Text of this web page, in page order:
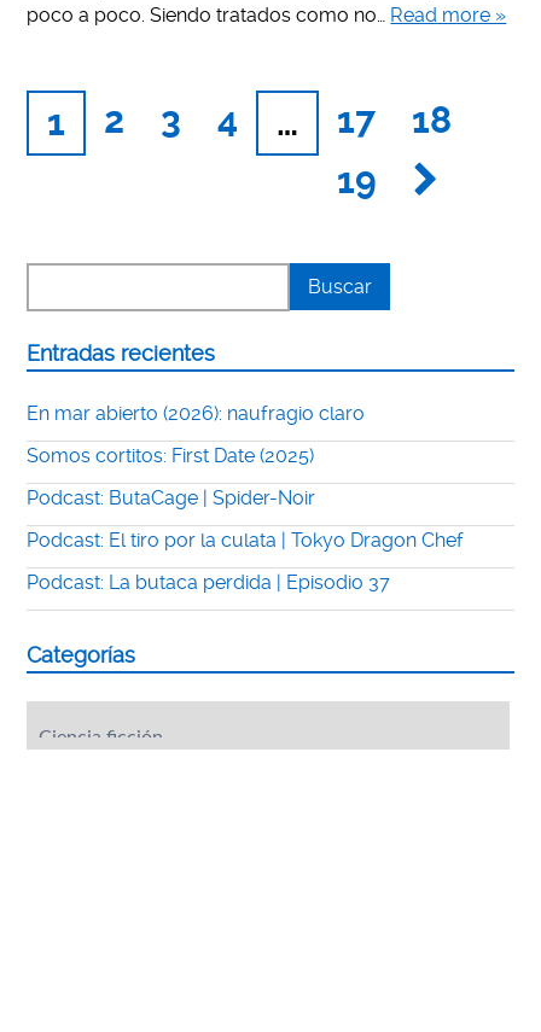
poco a poco. Siendo tratados como no… Read more »
1 2 3 4 … 17
18
19
Entradas recientes
En mar abierto (2026): naufragio claro
Somos cortitos: First Date (2025)
Podcast: ButaCage | Spider-Noir
Podcast: El tiro por la culata | Tokyo Dragon Chef
Podcast: La butaca perdida | Episodio 37
Categorías